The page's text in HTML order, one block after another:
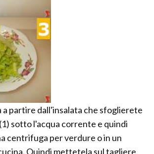
a partire dall'insalata che sfoglierete
sotto l'acqua corrente e quindi
centrifuga per verdure o in un
Quindi mettetela sul tagliere